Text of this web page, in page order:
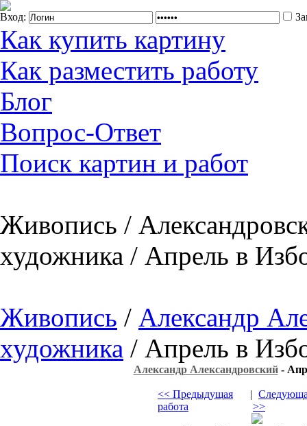
Вход:
Как купить картину
Как разместить работу
Блог
Вопрос-Ответ
Поиск картин и работ
Живопись /
художника / Апрель в
Живопись / Александр
художника / Апрель в
Александр Александровский-
<< Предыдущая
работа
|
>>